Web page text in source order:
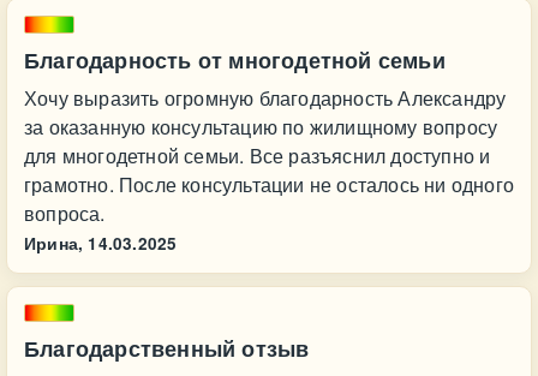
Благодарность от многодетной семьи
Хочу выразить огромную благодарность Александру
за оказанную консультацию по жилищному вопросу
для многодетной семьи. Все разъяснил доступно и
грамотно. После консультации не осталось ни одного
вопроса.
Ирина, 14.03.2025
Благодарственный отзыв